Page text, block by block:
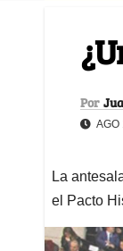
Por
AGO
La
el Pacto